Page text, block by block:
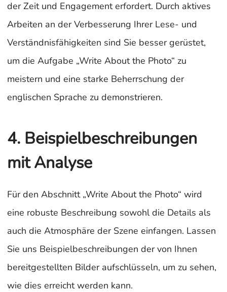
der Zeit und Engagement erfordert. Durch aktives
Arbeiten an der Verbesserung Ihrer Lese- und
Verständnisfähigkeiten sind Sie besser gerüstet,
um die Aufgabe „Write About the Photo“ zu
meistern und eine starke Beherrschung der
englischen Sprache zu demonstrieren.
4. Beispielbeschreibungen
mit Analyse
Für den Abschnitt „Write About the Photo“ wird
eine robuste Beschreibung sowohl die Details als
auch die Atmosphäre der Szene einfangen. Lassen
Sie uns Beispielbeschreibungen der von Ihnen
bereitgestellten Bilder aufschlüsseln, um zu sehen,
wie dies erreicht werden kann.